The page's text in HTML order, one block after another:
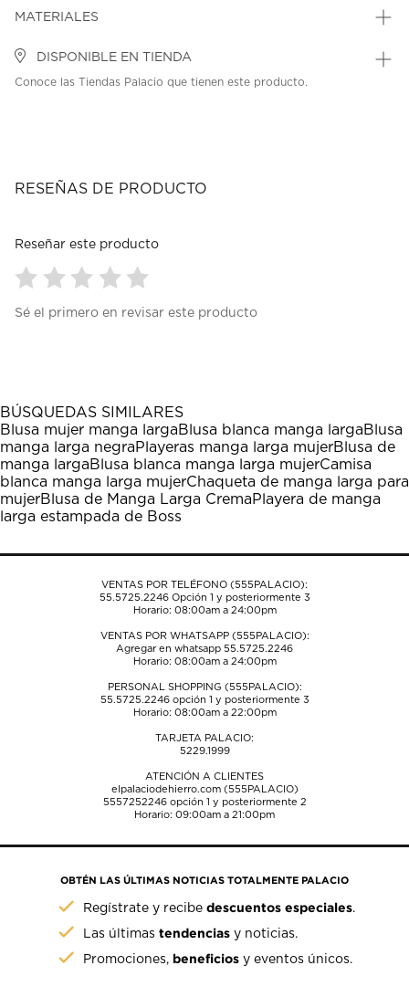
MATERIALES
DISPONIBLE EN TIENDA
Conoce las Tiendas Palacio que tienen este producto.
RESEÑAS DE PRODUCTO
Reseñar este producto
para
1
estrella
Esta
acción
abrirá
el
formulario
de
para
estrellas.
Esta
acción
abrirá
el
formulario
de
para
estrellas.
Esta
acción
abrirá
el
formulario
de
para
estrellas.
Esta
acción
abrirá
el
formulario
de
para
estrellas.
Esta
acción
abrirá
el
formulario
de
Sé el primero en revisar este producto
BÚSQUEDAS SIMILARES
Blusa mujer manga largaBlusa blanca manga largaBlusa
manga larga negraPlayeras manga larga mujerBlusa de
manga largaBlusa blanca manga larga mujerCamisa
blanca manga larga mujerChaqueta de manga larga para
mujerBlusa de Manga Larga CremaPlayera de manga
larga estampada de Boss
VENTAS POR TELÉFONO (555PALACIO):
55.5725.2246Opción 1 y posteriormente 3
Horario: 08:00am a 24:00pm
VENTAS POR WHATSAPP (555PALACIO):
Agregar en whatsapp 55.5725.2246
Horario: 08:00am a 24:00pm
PERSONAL SHOPPING (555PALACIO):
55.5725.2246opción 1 y posteriormente 3
Horario: 08:00am a 22:00pm
TARJETA PALACIO:
5229.1999
ATENCIÓN A CLIENTES
elpalaciodehierro.com (555PALACIO)
5557252246opción 1 y posteriormente 2
Horario: 09:00am a 21:00pm
OBTÉN LAS ÚLTIMAS NOTICIAS TOTALMENTE PALACIO
Regístrate y recibedescuentos especiales.
Las últimastendencias y noticias.
Promociones, beneficios y eventos únicos.